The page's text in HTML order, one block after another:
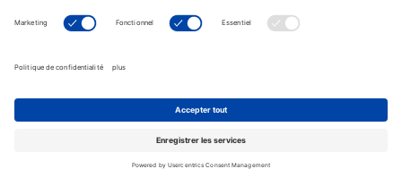
Commandes
Komet France - Copyright © 2026 - Tous droits réservés -
Reproduction interdite. © Photos non contractuelles.